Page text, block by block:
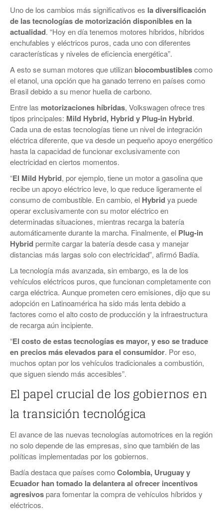
Uno de los cambios más significativos es la diversificación
de las tecnologías de motorización disponibles en la
actualidad. “Hoy en día tenemos motores híbridos, híbridos
enchufables y eléctricos puros, cada uno con diferentes
características y niveles de eficiencia energética”.
A esto se suman motores que utilizan biocombustiblescomo
el etanol, una opción que ha ganado terreno en países como
Brasil debido a su menor huella de carbono.
Entre las motorizaciones híbridas, Volkswagen ofrece tres
tipos principales: Mild Hybrid, Hybrid y Plug-in Hybrid.
Cada una de estas tecnologías tiene un nivel de integración
eléctrica diferente, que va desde un pequeño apoyo energético
hasta la capacidad de funcionar exclusivamente con
electricidad en ciertos momentos.
“El Mild Hybrid, por ejemplo, tiene un motor a gasolina que
recibe un apoyo eléctrico leve, lo que reduce ligeramente el
consumo de combustible. En cambio, el Hybridya puede
operar exclusivamente con su motor eléctrico en
determinadas situaciones, mientras recarga la batería
automáticamente durante la marcha. Finalmente, el Plug-in
Hybridpermite cargar la batería desde casa y manejar
distancias más largas solo con electricidad”, afirmó Badía.
La tecnología más avanzada, sin embargo, es la de los
vehículos eléctricos puros, que funcionan completamente con
carga eléctrica. Aunque prometen cero emisiones, dijo que su
adopción en Latinoamérica ha sido más lenta debido a
factores como el alto costo de producción y la infraestructura
de recarga aún incipiente.
“El costo de estas tecnologías es mayor, y eso se traduce
en precios más elevados para el consumidor. Por eso,
muchos optan por los vehículos tradicionales a combustión,
que siguen siendo más accesibles”.
El papel crucial de los gobiernos en
la transición tecnológica
El avance de las nuevas tecnologías automotrices en la región
no solo depende de las empresas, sino que también de las
políticas implementadas por los gobiernos.
Badía destaca que países comoColombia, Uruguay y
Ecuador han tomado la delantera al ofrecer incentivos
agresivospara fomentar la compra de vehículos híbridos y
eléctricos.